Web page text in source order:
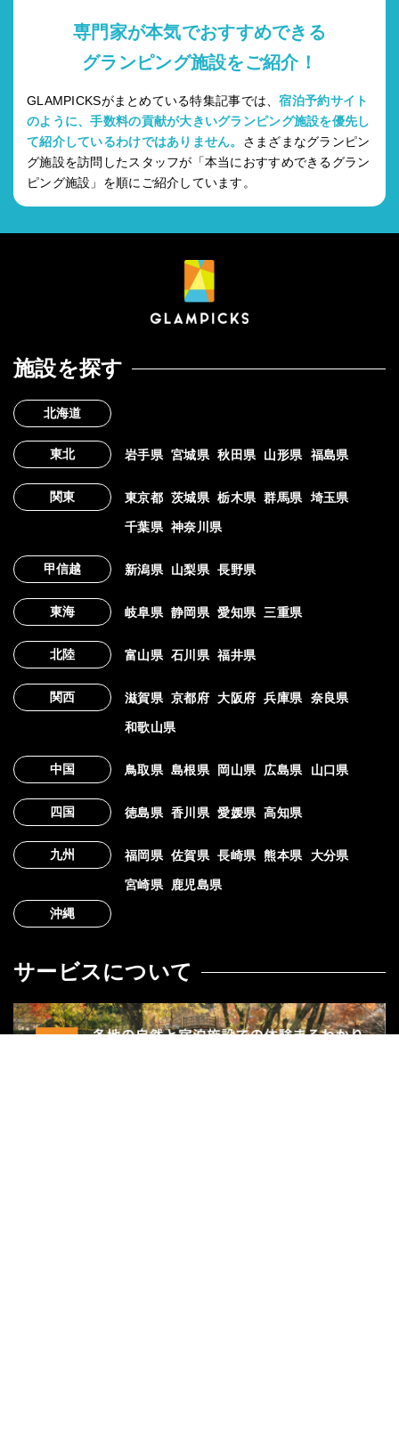
専門家が本気でおすすめできる
グランピング施設をご紹介！
GLAMPICKSがまとめている特集記事では、宿泊予約サイト
のように、手数料の貢献が大きいグランピング施設を優先し
て紹介しているわけではありません。 さまざまなグランピン
グ施設を訪問したスタッフが「本当におすすめできるグラン
ピング施設」を順にご紹介しています。
施設を探す
北海道
東北 岩手県 宮城県 秋田県 山形県 福島県
関東 東京都 茨城県 栃木県 群馬県 埼玉県
千葉県 神奈川県
甲信越 新潟県 山梨県 長野県
東海 岐阜県 静岡県 愛知県 三重県
北陸 富山県 石川県 福井県
関西 滋賀県 京都府 大阪府 兵庫県 奈良県
和歌山県
中国 鳥取県 島根県 岡山県 広島県 山口県
四国 徳島県 香川県 愛媛県 高知県
九州 福岡県 佐賀県 長崎県 熊本県 大分県
宮崎県
鹿児島県
沖縄
サービスについて